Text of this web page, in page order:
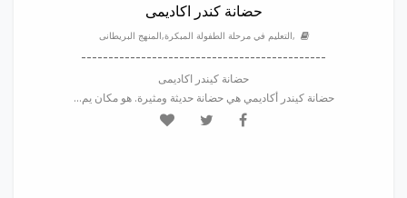
حضانة كندر اكاديمى
,التعليم في مرحلة الطفولة المبكرة,المنهج البريطانى
---------------------------------------------
حضانة كيندر اكاديمى
حضانة كيندر أكاديمي هي حضانة حديثة ومثيرة. هو مكان يم...